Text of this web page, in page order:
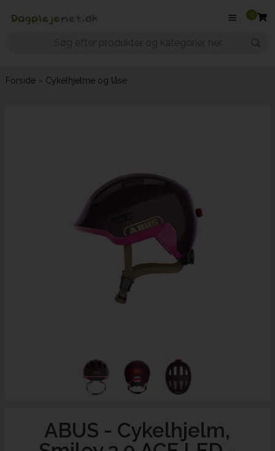
0
Forside» Cykelhjelme og låse
ABUS - Cykelhjelm,